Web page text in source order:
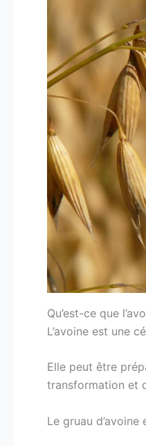
Qu’est-ce que
L’avoine est une
Elle peut être
transformation et
Le gruau